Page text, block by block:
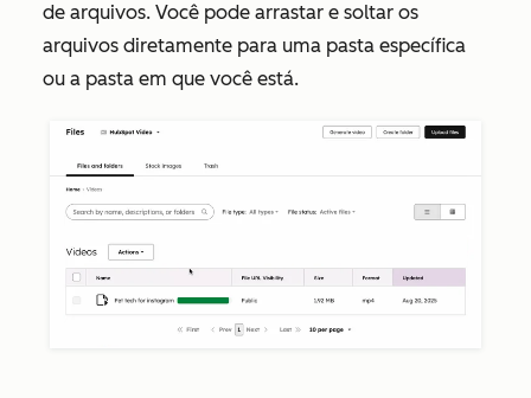
de arquivos. Você pode arrastar e soltar os
arquivos diretamente para uma pasta específica
ou a pasta em que você está.